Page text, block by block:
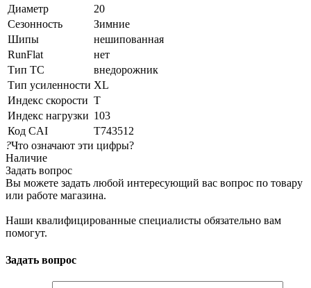
Диаметр
20
Сезонность
Зимние
Шипы
нешипованная
RunFlat
нет
Тип ТС
внедорожник
Тип усиленности XL
Индекс скорости T
Индекс нагрузки 103
Код CAI
T743512
?Что означают эти цифры?
Наличие
Задать вопрос
Вы можете задать любой интересующий вас вопрос по товару
или работе магазина.
Наши квалифицированные специалисты обязательно вам
помогут.
Задать вопрос